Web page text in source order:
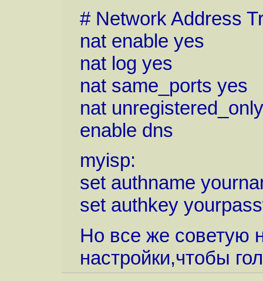
# Network Address
nat enable yes
nat log yes
nat same_ports yes
nat
enable dns
myisp:
set authname
set authkey
Но все же советую
настройки,чтобы